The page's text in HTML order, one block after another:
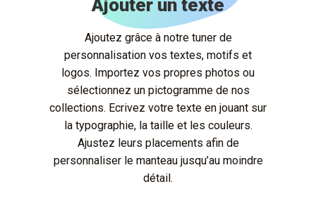
Ajouter un texte
Ajoutez grâce à notre tuner de
personnalisation vos textes, motifs et
logos. Importez vos propres photos ou
sélectionnez un pictogramme de nos
collections. Ecrivez votre texte en jouant sur
la typographie, la taille et les couleurs.
Ajustez leurs placements afin de
personnaliser le manteau jusqu’au moindre
détail.